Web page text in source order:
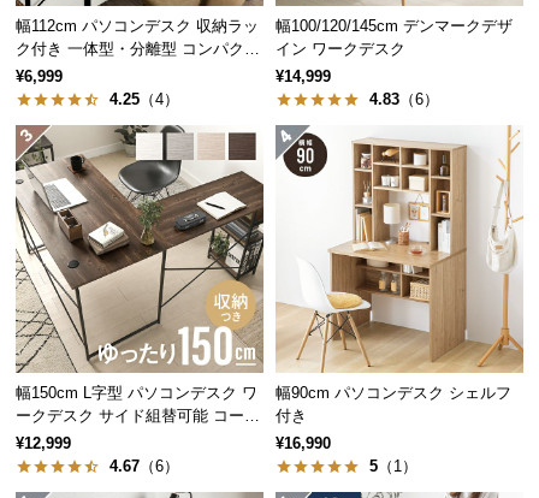
ビ
ス
に
つ
て
搬
入
経
路
に
つ
い
て
返
家具づくりの長い歴史を持つデンマーク。家具の本
場にて丁寧に作り上げられたこだわりの一台です。
幅112cm パソコンデスク 収納ラッ
ク付き 一体型・分離型 コンパクト
ワークデスク
¥6,999
4.25 （4）
幅100/120/145cm デンマークデザ
イン ワークデスク
¥14,999
4.83 （6）
幅150cm L字型 パソコンデスク ワ
ークデスク サイド組替可能 コーナ
ー 木目調
¥12,999
4.67 （6）
幅90cm パソコンデスク シェルフ
付き
¥16,990
5 （1）